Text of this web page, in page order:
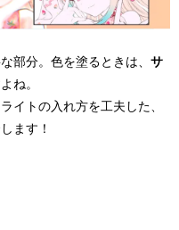
部分。色を塗るときは、 サ
ね。
イトの入れ方を工夫した、
ます！